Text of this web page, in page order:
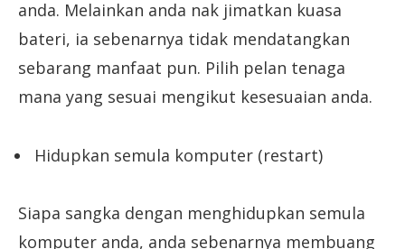
anda. Melainkan anda nak jimatkan kuasa
bateri, ia sebenarnya tidak mendatangkan
sebarang manfaat pun. Pilih pelan tenaga
mana yang sesuai mengikut kesesuaian anda.
Hidupkan semula komputer (restart)
Siapa sangka dengan menghidupkan semula
komputer anda, anda sebenarnya membuang